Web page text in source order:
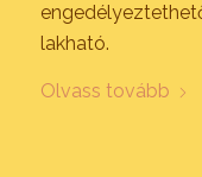
lakható.
Olvass tovább